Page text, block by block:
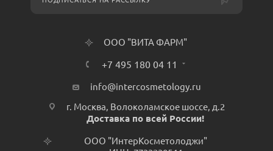
ООО "ВИТА ФАРМ"
+7 495 180 04 11
info@intercosmetology.ru
г. Москва, Волоколамское шоссе, д.2
Доставка по всей России!
ООО "ИнтерКосметолоджи"